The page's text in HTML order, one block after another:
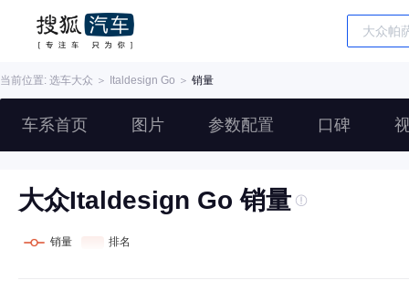
当前位置: 选车大众 ＞ Italdesign Go ＞ 销量
车系首页 图片 参数配置 口碑
大众Italdesign Go 销量